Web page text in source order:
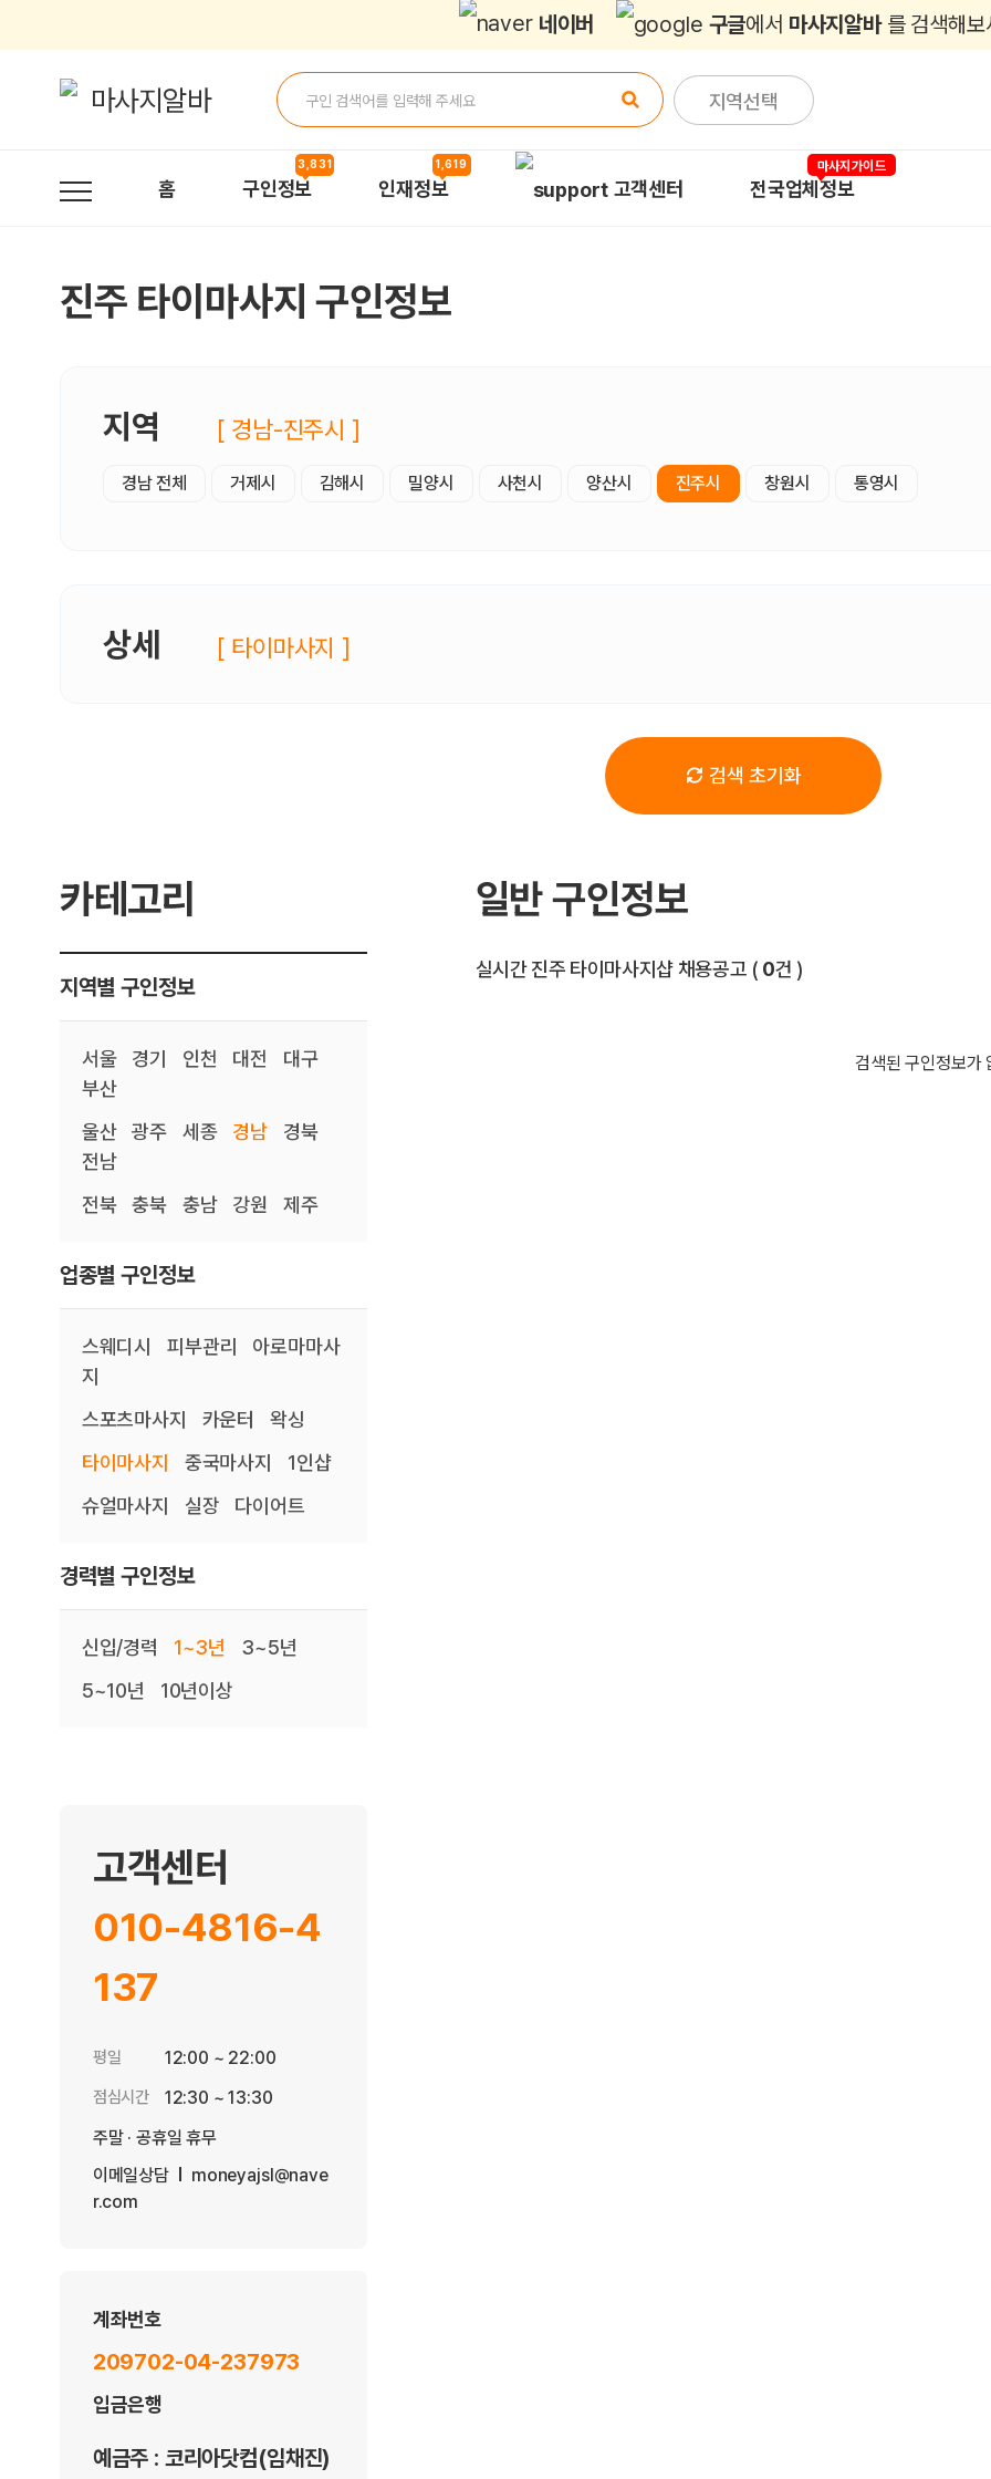
네이버 구글에서 마사지알바 를 검색해보
지역선택
홈 구인정보
3,831
인재정보
1,619
고객센터 전국업체정보
마사지가이드
진주 타이마사지 구인정보
지역 [ 경남-진주시 ]
경남 전체 거제시 김해시 밀양시 사천시 양산시 진주시 창원시 통영시
상세 [ 타이마사지 ]
검색 초기화
카테고리
지역별 구인정보
서울 경기 인천 대전
대구
부산
울산
광주 세종 경남
경북
전남
전북
충북 충남 강원 제주
업종별 구인정보
스웨디시 피부관리
아로마마사
지
스포츠마사지
카운터
왁싱
타이마사지
중국마사지
1인샵
슈얼마사지
실장 다이어트
경력별 구인정보
신입/경력 1~3년
3~5년
5~10년
10년이상
고객센터
010-4816-4
137
평일 12:00 ~ 22:00
점심시간
12:30 ~ 13:30
주말 · 공휴일 휴무
이메일상담
moneyajsl@nave
r.com
계좌번호
209702-04-237973
입금은행
예금주 : 코리아닷컴(임채진)
일반 구인정보
실시간 진주 타이마사지샵 채용공고 전체 목록
( 0건 )
검색된 구인정보가